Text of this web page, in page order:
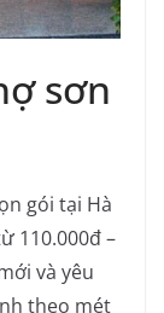
sơn
gói tại Hà
110.000đ –
và yêu
theo mét